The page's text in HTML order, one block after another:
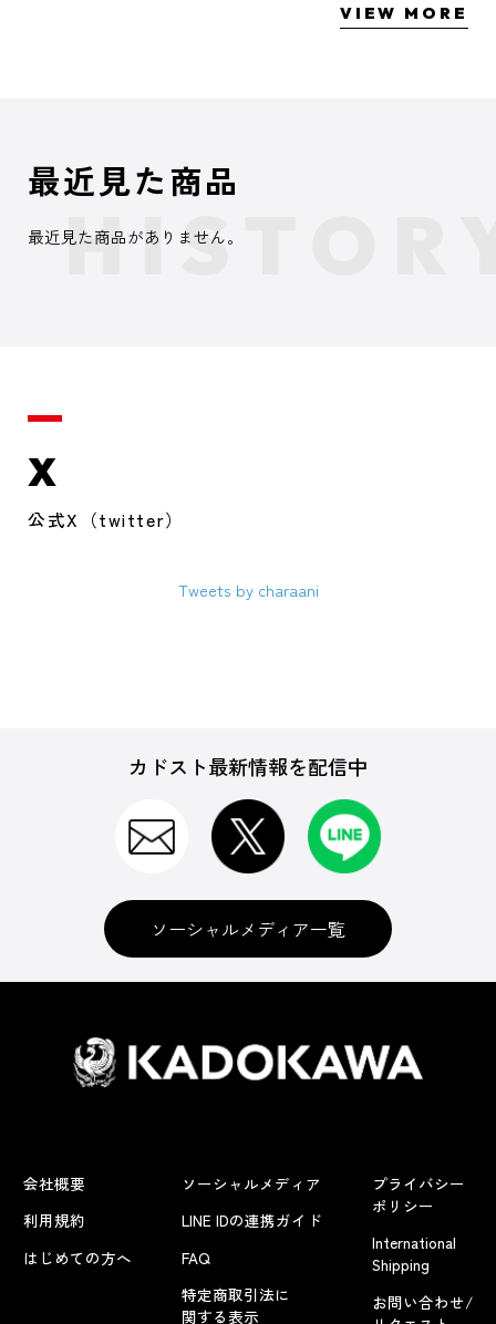
VIEW MORE
最近見た商品
最近見た商品がありません。
X
公式X（twitter）
Tweets by charaani
カドスト最新情報を配信中
ソーシャルメディア一覧
会社概要
利用規約
はじめての方へ
ソーシャルメディア
LINE IDの連携ガイド
FAQ
特定商取引法に
関する表示
プライバシー
ポリシー
International
Shipping
お問い合わせ/